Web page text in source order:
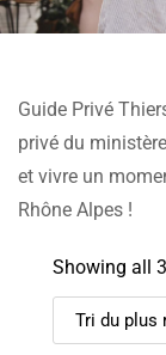
Guide Privé
privé du
et vivre un
Rhône Alpes !
Showing all